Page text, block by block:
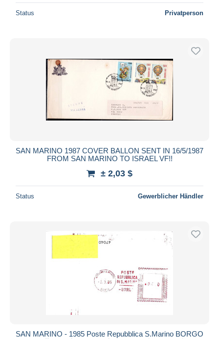
Status Privatperson
SAN MARINO 1987 COVER BALLON SENT IN 16/5/1987
FROM SAN MARINO TO ISRAEL VF!!
± 2,03 $
Status Gewerblicher Händler
SAN MARINO - 1985 Poste Repubblica S.Marino BORGO